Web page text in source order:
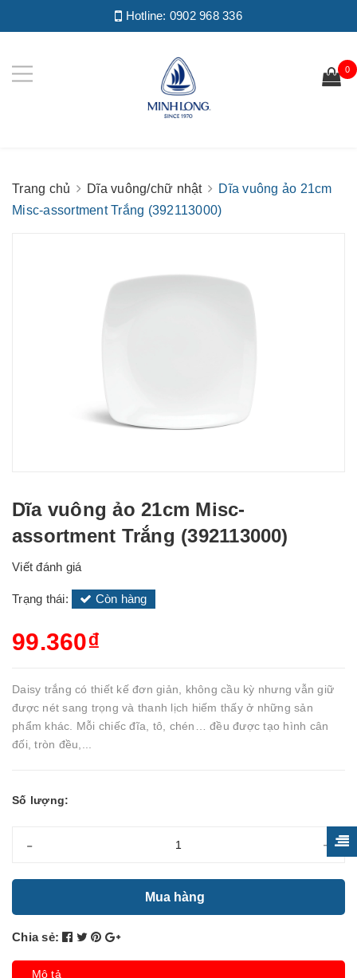
Hotline: 0902 968 336
0
Trang chủ Dĩa vuông/chữ nhật
Dĩa vuông ảo 21cm
Misc-assortment Trắng (392113000)
Dĩa vuông ảo 21cm Misc-
assortment Trắng (392113000)
Viết đánh giá
Trạng thái: Còn hàng
99.360₫
Daisy trắng có thiết kế đơn giản, không cầu kỳ nhưng vẫn giữ
được nét sang trọng và thanh lịch hiếm thấy ở những sản
phẩm khác. Mỗi chiếc đĩa, tô, chén… đều được tạo hình cân
đối, tròn đều,...
Số lượng:
- +
Mua hàng
Chia sẻ:
Mô tả